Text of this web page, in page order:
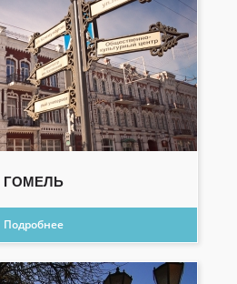
ГОМЕЛЬ
Подробнее